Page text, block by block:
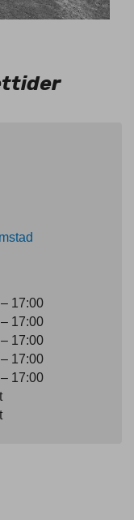
17:00
17:00
17:00
17:00
17:00